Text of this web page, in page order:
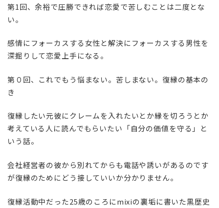
第1回、余裕で圧勝できれば恋愛で苦しむことは二度とな
い。
感情にフォーカスする女性と解決にフォーカスする男性を
深掘りして恋愛上手になる。
第０回、これでもう悩まない。苦しまない。復縁の基本の
き
復縁したい元彼にクレームを入れたいとか縁を切ろうとか
考えている人に読んでもらいたい「自分の価値を守る」と
いう話。
会社経営者の彼から別れてからも電話や誘いがあるのです
が復縁のためにどう接していいか分かりません。
復縁活動中だった25歳のころにmixiの裏垢に書いた黒歴史